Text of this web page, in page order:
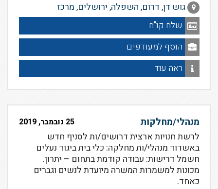
גוש דן,דרום,השפלה,ירושלים,מרכז
שלח קו"ח
הוסף למעודפים
ראה עוד
מנהלי/מחלקות 25 נובמבר, 2019
לרשת חנויות ארצית דרושים/ות לסניף חדש
באשדוד מנהלי/ות מחלקה: כלי בית ביגוד נעלים
חשמל דרישות: עבודה קודמת בתחום – יתרון.
מכונות למשמרות המשרה מיועדת לנשים וגברים
כאחד.